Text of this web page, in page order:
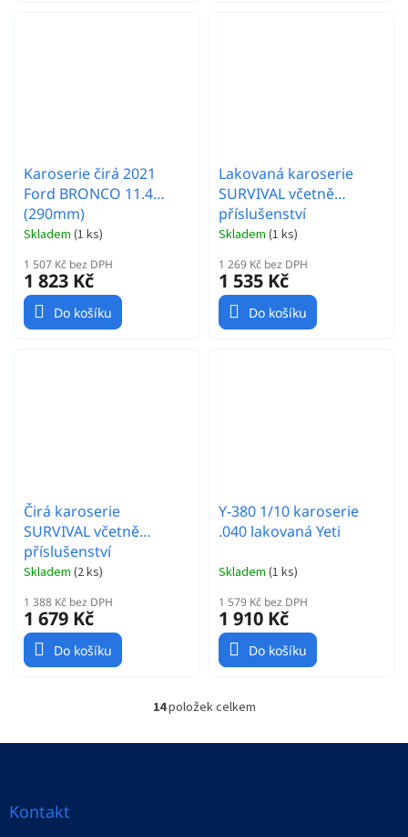
Karoserie čirá 2021
Ford BRONCO 11.4
(290mm)
Skladem (1 ks)
1 507 Kč bez DPH
1 823 Kč
Do košíku
Lakovaná karoserie
SURVIVAL včetně
příslušenství
Skladem (1 ks)
1 269 Kč bez DPH
1 535 Kč
Do košíku
Čirá karoserie
SURVIVAL včetně
příslušenství
Skladem (2 ks)
1 388 Kč bez DPH
1 679 Kč
Do košíku
Y-380 1/10 karoserie
.040 lakovaná Yeti
Skladem (1 ks)
1 579 Kč bez DPH
1 910 Kč
Do košíku
O
l
14položek celkem
Z
Kontakt